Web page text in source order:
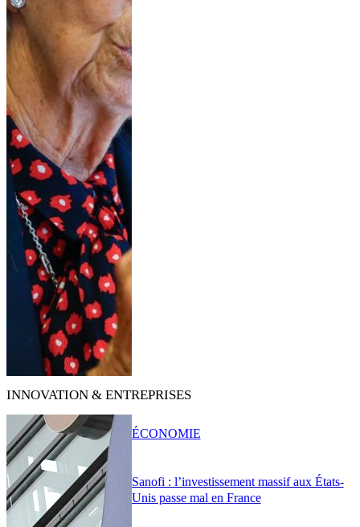
INNOVATION & ENTREPRISES
Sanofi : l’investissement massif aux États-
Unis passe mal en France
ÉCONOMIE